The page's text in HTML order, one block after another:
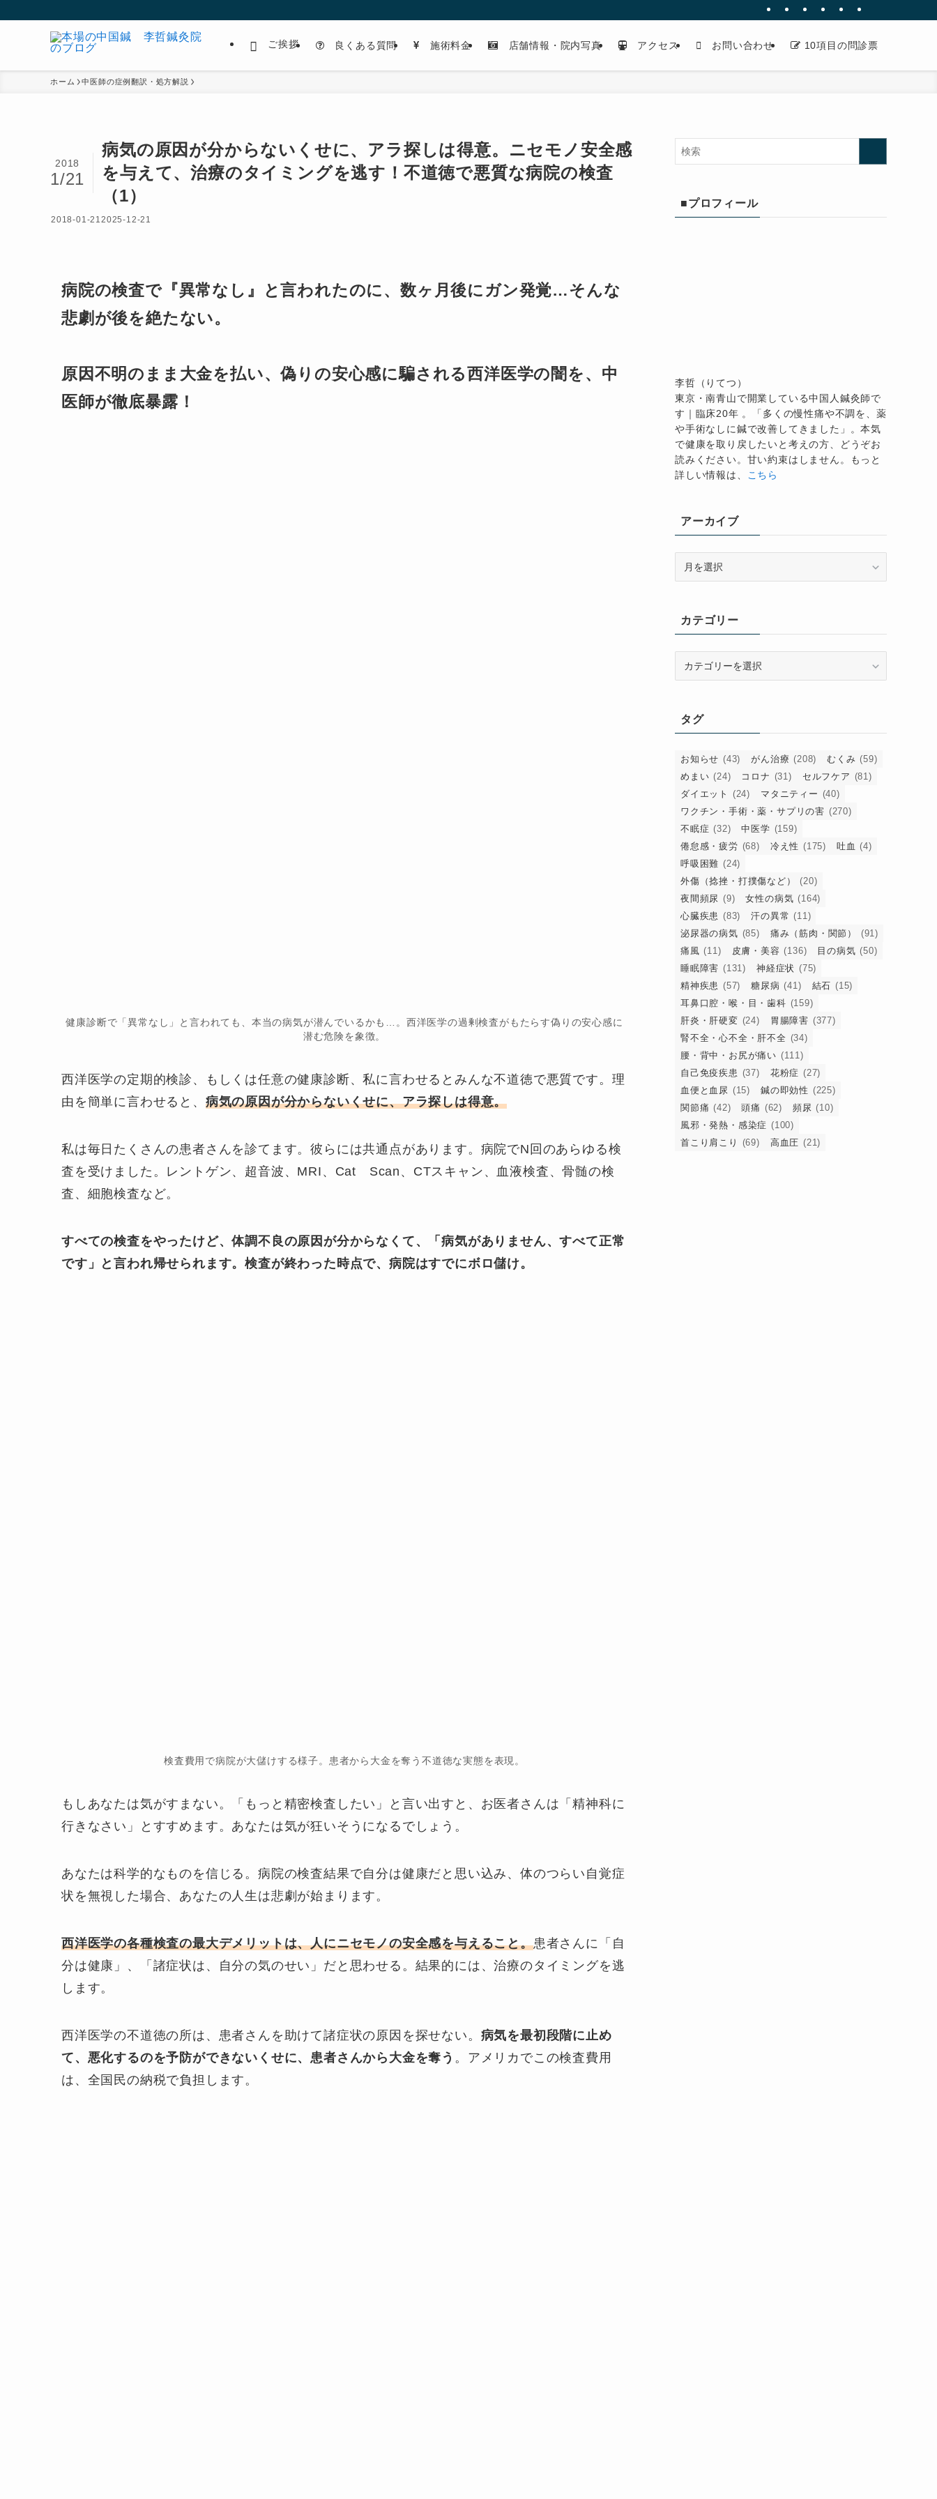
ご挨拶 良くある質問 施術料金 店舗情報・院内写真 アクセス お問い合わせ 10項目の問診票
ホーム 中医師の症例翻訳・処方解説
病気の原因が分からないくせに、アラ探しは得意。ニセモノ安全感
を与えて、治療のタイミングを逃す！不道徳で悪質な病院の検査
（1）
2018
1/21
2018-01-212025-12-21
病院の検査で『異常なし』と言われたのに、数ヶ月後にガン発覚…そんな
悲劇が後を絶たない。
原因不明のまま大金を払い、偽りの安心感に騙される西洋医学の闇を、中
医師が徹底暴露！
健康診断で「異常なし」と言われても、本当の病気が潜んでいるかも…。西洋医学の過剰検査がもたらす偽りの安心感に
潜む危険を象徴。
西洋医学の定期的検診、もしくは任意の健康診断、私に言わせるとみんな不道徳で悪質です。理
由を簡単に言わせると、 病気の原因が分からないくせに、アラ探しは得意。
私は毎日たくさんの患者さんを診てます。彼らには共通点があります。病院でN回のあらゆる検
査を受けました。レントゲン、超音波、MRI、Cat Scan、CTスキャン、血液検査、骨髄の検
査、細胞検査など。
すべての検査をやったけど、体調不良の原因が分からなくて、「病気がありません、すべて正常
です」と言われ帰せられます。検査が終わった時点で、病院はすでにボロ儲け。
検査費用で病院が大儲けする様子。患者から大金を奪う不道徳な実態を表現。
もしあなたは気がすまない。「もっと精密検査したい」と言い出すと、お医者さんは「精神科に
行きなさい」とすすめます。あなたは気が狂いそうになるでしょう。
あなたは科学的なものを信じる。病院の検査結果で自分は健康だと思い込み、体のつらい自覚症
状を無視した場合、あなたの人生は悲劇が始まります。
西洋医学の各種検査の最大デメリットは、人にニセモノの安全感を与えること。患者さんに「自
分は健康」、「諸症状は、自分の気のせい」だと思わせる。結果的には、治療のタイミングを逃
します。
西洋医学の不道徳の所は、患者さんを助けて諸症状の原因を探せない。 病気を最初段階に止め
て、悪化するのを予防ができないくせに、患者さんから大金を奪う 。アメリカでこの検査費用
は、全国民の納税で負担します。
■プロフィール
李哲（りてつ）
東京・南青山で開業している中国人鍼灸師で
す｜臨床20年 。「多くの慢性痛や不調を、薬
や手術なしに鍼で改善してきました」。本気
で健康を取り戻したいと考えの方、どうぞお
読みください。甘い約束はしません。もっと
詳しい情報は、 こちら
アーカイブ
ブカテゴリー
ータグ
お知らせ (43) がん治療 (208) むくみ (59)
めまい (24) コロナ (31) セルフケア (81)
ダイエット
(24) マタニティー (40)
ワクチン・手術・薬・サプリの害 (270)
不眠症 (32) 中医学 (159)
倦怠感・疲労 (68) 冷え性 (175) 吐血 (4)
呼吸困難 (24)
外傷（捻挫・打撲傷など）
(20)
夜間頻尿 (9) 女性の病気 (164)
心臓疾患 (83) 汗の異常 (11)
泌尿器の病気 (85) 痛み（筋肉・関節）
(91)
痛風 (11) 皮膚・美容 (136) 目の病気 (50)
睡眠障害 (131) 神経症状 (75)
精神疾患 (57) 糖尿病 (41) 結石 (15)
耳鼻口腔・喉・目・歯科 (159)
肝炎・肝硬変 (24) 胃腸障害 (377)
腎不全・心不全・肝不全 (34)
腰・背中・お尻が痛い (111)
自己免疫疾患 (37) 花粉症 (27)
血便と血尿 (15) 鍼の即効性 (225)
関節痛 (42) 頭痛 (62) 頻尿 (10)
風邪・発熱・感染症 (100)
首こり肩こり
(69) 高血圧 (21)